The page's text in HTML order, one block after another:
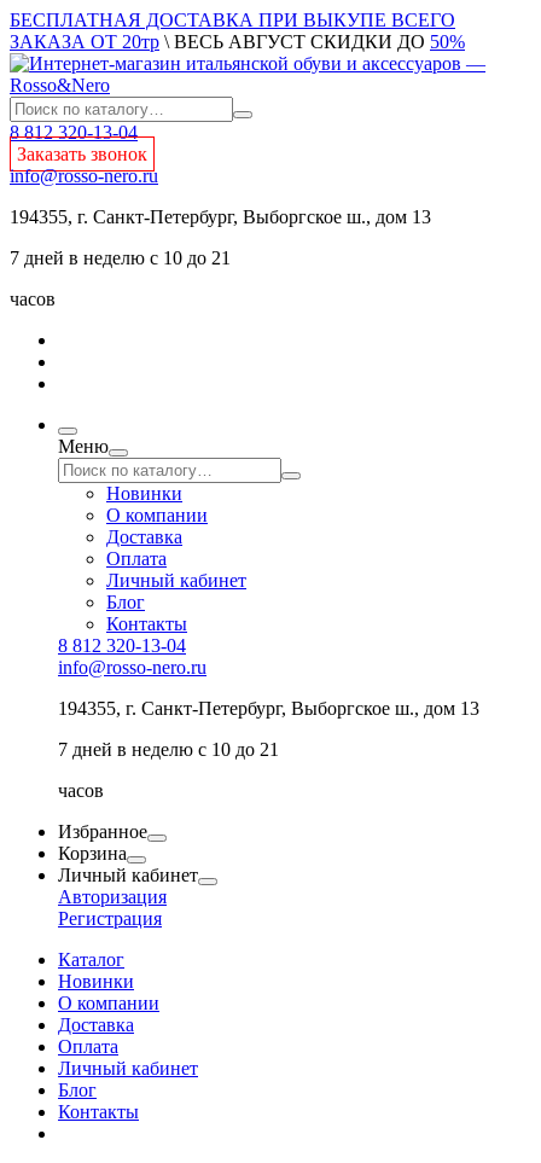
БЕСПЛАТНАЯ ДОСТАВКА ПРИ ВЫКУПЕ ВСЕГО
ЗАКАЗА ОТ 20тр \ ВЕСЬ АВГУСТ СКИДКИ ДО 50%
8 812 320-13-04
Заказать звонок
info@rosso-nero.ru
194355, г. Санкт-Петербург, Выборгское ш., дом 13
7 дней в неделю с 10 до 21
часов
Меню
Новинки
О компании
Доставка
Оплата
Личный кабинет
Блог
Контакты
8 812 320-13-04
info@rosso-nero.ru
194355, г. Санкт-Петербург, Выборгское ш., дом 13
7 дней в неделю с 10 до 21
часов
Избранное
Корзина
Личный кабинет
Авторизация
Регистрация
Каталог
Новинки
О компании
Доставка
Оплата
Личный кабинет
Блог
Контакты